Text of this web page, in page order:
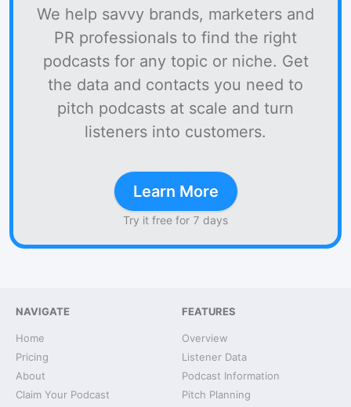
We help savvy brands, marketers and
PR professionals to find the right
podcasts for any topic or niche. Get
the data and contacts you need to
pitch podcasts at scale and turn
listeners into customers.
Learn More
Try it free for 7 days
NAVIGATE
Home
Pricing
About
Claim Your Podcast
FEATURES
Overview
Listener Data
Podcast Information
Pitch Planning